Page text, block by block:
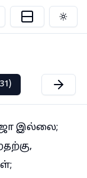
இல்லை;